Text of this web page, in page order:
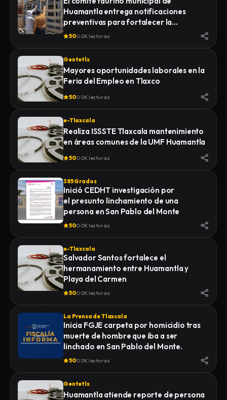
Huamantla entrega notificaciones
preventivas para fortalecer la
seguridad de la Huamantlada 2026
500.0K lecturas
Gentetlx
Mayores oportunidades laborales en la
Feria del Empleo en Tlaxco
500.0K lecturas
e-Tlaxcala
Realiza ISSSTE Tlaxcala mantenimiento
en áreas comunes de la UMF Huamantla
500.0K lecturas
385 Grados
Inició CEDHT investigación por
el presunto linchamiento de una
500.0K lecturas
e-Tlaxcala
Salvador Santos fortalece el
hermanamiento entre Huamantla y
Playa del Carmen
500.0K lecturas
La Prensa de Tlaxcala
Inicia FGJE carpeta por homicidio tras
muerte de hombre que iba a ser
linchado en San Pablo del Monte.
500.0K lecturas
Gentetlx
Huamantla atiende reporte de persona